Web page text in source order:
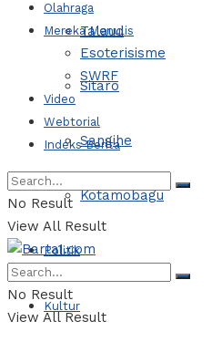
Talaud
Sitaro
Sangihe
Kotamobagu
Politik
Kultur
Olahraga
Mereka Menulis
Esoterisisme
SWRF
Video
Webtorial
Indeks Berita
No Result
View All Result
No Result
View All Result